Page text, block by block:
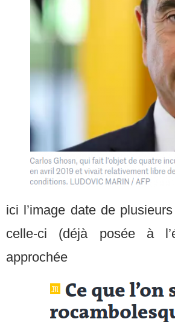
ici l’image date de
celle-ci (déjà posée à
approchée